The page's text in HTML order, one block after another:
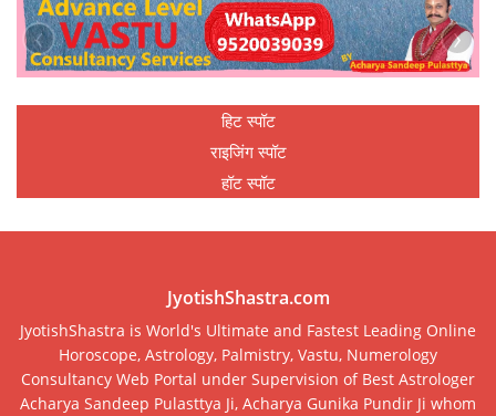
‹ ›
हिट स्पॉट
राइजिंग स्पॉट
हॉट स्पॉट
JyotishShastra.com
JyotishShastra is World's Ultimate and Fastest Leading Online
Horoscope, Astrology, Palmistry, Vastu, Numerology
Consultancy Web Portal under Supervision of Best Astrologer
Acharya Sandeep Pulasttya Ji, Acharya Gunika Pundir Ji whom